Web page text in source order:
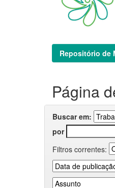
Repositório de
Página
Buscar em:
por
Filtros correntes: